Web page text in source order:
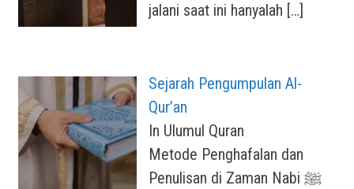
jalani saat ini hanyalah […]
Sejarah Pengumpulan Al-
Qur’an
In Ulumul Quran
Metode Penghafalan dan
Penulisan di Zaman Nabi ﷺ